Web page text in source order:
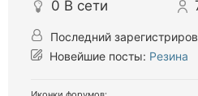
0 В сети
Последний
Новейшие посты: Резина